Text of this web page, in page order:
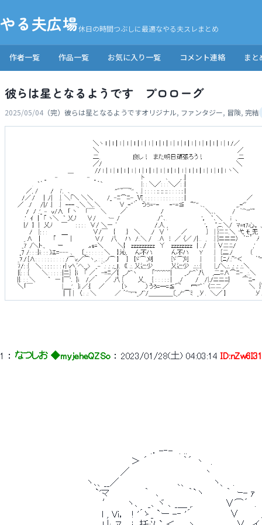
やる夫広場休日の時間つぶしに最適なやる夫スレまとめ
作者一覧 作品一覧 お気に入り一覧 コメント連絡 まと
彼らは星となるようです プロローグ
2025/05/04 （完）彼らは星となるようですオリジナル, ファンタジー, 冒険, 完結
1 ： なつしお ◆myjeheQZSo ： 2023/01/28(土) 04:03:14
.．-‐-　. ..　　　　　　　　　　　　　　 /　　　　
＞ ´　　　　　 ｀´ 丶　.　　　　 　 　 　 　 ,　　　
／　　　　　　　　　　　 丶 　　 　 　 　 　 　 {　　
ヽ､、__／　　　　　　　　　､、　　　　ヽ、　.　　 　 　
`'マ　　　　　 ｀　､　　　　 ｀`ヽ　　　 ｀　ｰ- ｧ 　　/￣
′　　 ヽ､　 _､ ヾ ､ _＿ ,.　　　 　 ∨⌒´　.　 / /ニニ
ｌ , Vi，　! '´ゝ_ `ー -‐ '´　　　　　　∨ 　　　/ /ニニ